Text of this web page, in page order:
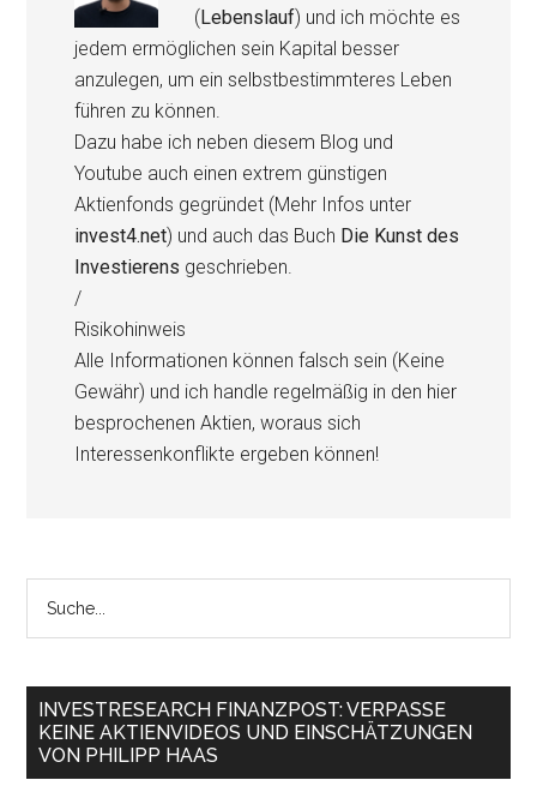
( Lebenslauf) und ich möchte es
jedem ermöglichen sein Kapital besser
anzulegen, um ein selbstbestimmteres Leben
führen zu können.
Dazu habe ich neben diesem Blog und
Youtube auch einen extrem günstigen
Aktienfonds gegründet (Mehr Infos unter
invest4.net) und auch das Buch Die Kunst des
Investierens geschrieben.
/
Risikohinweis
Alle Informationen können falsch sein (Keine
Gewähr) und ich handle regelmäßig in den hier
besprochenen Aktien, woraus sich
Interessenkonflikte ergeben können!
INVESTRESEARCH FINANZPOST: VERPASSE
KEINE AKTIENVIDEOS UND EINSCHÄTZUNGEN
VON PHILIPP HAAS